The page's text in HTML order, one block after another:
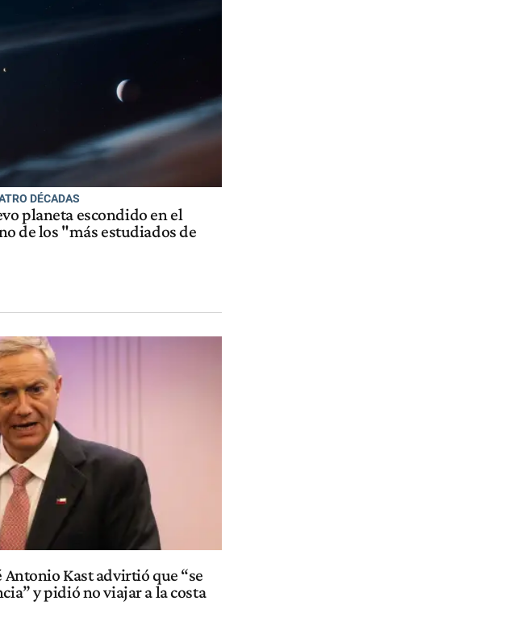
DÉCADAS
planeta escondido en el
de los "más estudiados de
Antonio Kast advirtió que “se
y pidió no viajar a la costa